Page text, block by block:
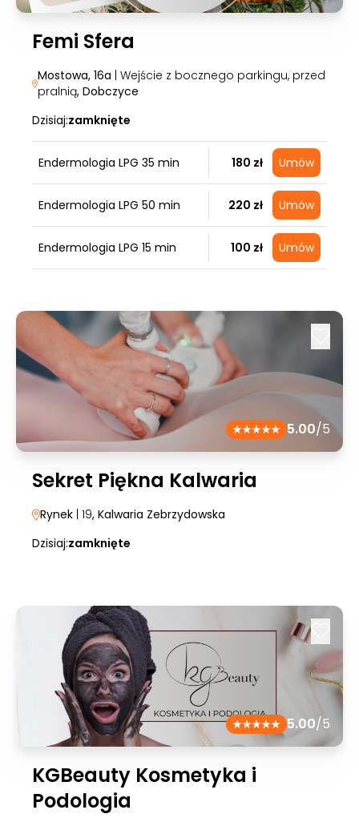
Femi Sfera
Mostowa, 16a | Wejście z bocznego parkingu, przed
pralnią, Dobczyce
Dzisiaj:zamknięte
Endermologia LPG 35 min 180 zł Umów
Endermologia LPG 50 min 220 zł Umów
Endermologia LPG 15 min 100 zł Umów
5.00/5
Sekret Piękna Kalwaria
Rynek | 19, Kalwaria Zebrzydowska
Dzisiaj:zamknięte
5.00/5
KGBeauty Kosmetyka i
Podologia